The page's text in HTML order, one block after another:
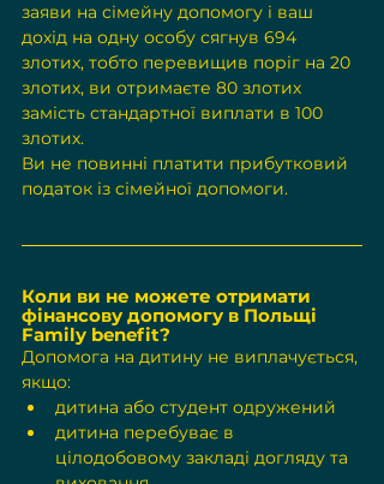
заяви на сімейну допомогу і ваш
дохід на одну особу сягнув 694
злотих, тобто перевищив поріг на 20
злотих, ви отримаєте 80 злотих
замість стандартної виплати в 100
злотих.
Ви не повинні платити прибутковий
податок із сімейної допомоги.
Коли ви не можете отримати
фінансову допомогу в Польщі
Family benefit?
Допомога на дитину не виплачується,
якщо:
дитина або студент одружений
дитина перебуває в
цілодобовому закладі догляду та